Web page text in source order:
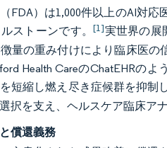
FDA）は1,000件以上のAI対
ストーンです。[1]実世界の展
量の重み付けにより臨床医の
Health CareのChatEHRの
短縮し燃え尽き症候群を抑制
択を支え、ヘルスケア臨床ア
償還義務